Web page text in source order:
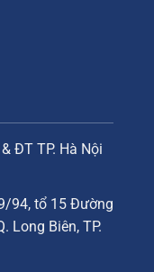
ĐT TP. Hà Nội
94, tổ 15 Đường
Long Biên, TP.